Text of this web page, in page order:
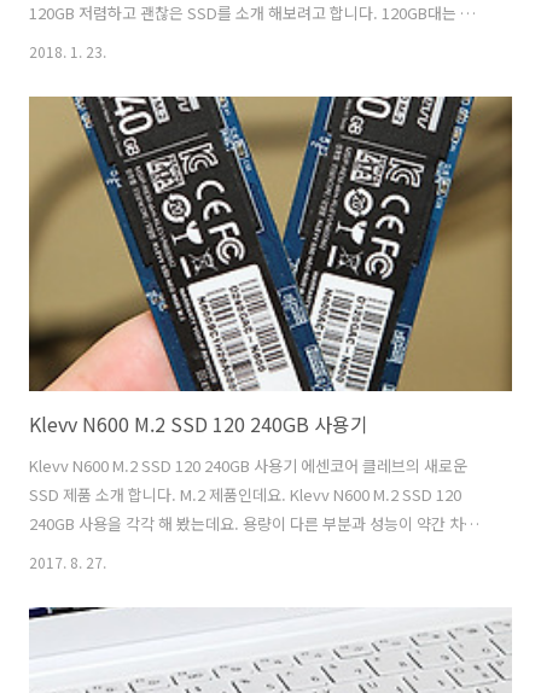
120GB 저렴하고 괜찮은 SSD를 소개 해보려고 합니다. 120GB대는 이
제 무척 저렴하게 구매가 가능하네요. 라이트온 SSD MU3 PH6 120GB
가지 정도 하지만 용량은 엄청 크게 필요하지는 않은 분들이 쓰기 괜찮을
듯 합니다. 물론 용량이 좀 더 필요하신 분들은 240GB 모델도 있으니 그
것을 선택하셔도 될 듯해요. 다만 용량은 많이 필요하지 않고 가격은 싼
데 HDD는 굳이 쓰기는 싫다 하시는 분들에게 좋습니다. 운영체제용으로
SSD를 대부분은 쓰실 겁니다. 한번도 안써본 분은 있..
2018. 1. 23.
Klevv N600 M.2 SSD 120 240GB 사용기
Klevv N600 M.2 SSD 120 240GB 사용기 에센코어 클레브의 새로운
SSD 제품 소개 합니다. M.2 제품인데요. Klevv N600 M.2 SSD 120
240GB 사용을 각각 해 봤는데요. 용량이 다른 부분과 성능이 약간 차이
크기 때문이죠. 근데 사용자마다 게임은 설치하지 않고 웹서핑만 하는 용
도로 쓰는 분들도 있으니 용량을 자신이 쓰는 C드라이브의 총용량에 맞
게 SSD를 선택하면 좋은 선택이 될 것 같습니다. M.2 2280 제품은 가장
2017. 8. 27.